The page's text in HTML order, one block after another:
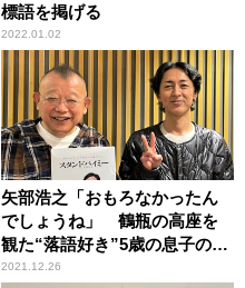
標語を掲げる
2022.01.02
矢部浩之「おもろなかったん
でしょうね」 鶴瓶の高座を
観た“落語好き”5歳の息子の反
応を明かす
2021.12.26